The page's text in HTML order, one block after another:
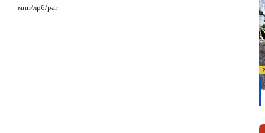
мнп/лрб/раг